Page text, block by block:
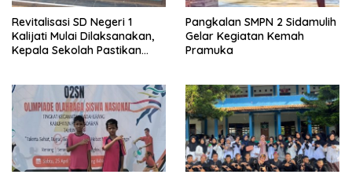
Revitalisasi SD Negeri 1
Kalijati Mulai Dilaksanakan,
Kepala Sekolah Pastikan
Pangkalan SMPN 2 Sidamulih
Gelar Kegiatan Kemah
Pramuka